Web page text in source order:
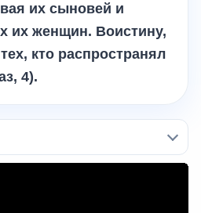
их сыновей и
их женщин. Воистину,
кто распространял
4).